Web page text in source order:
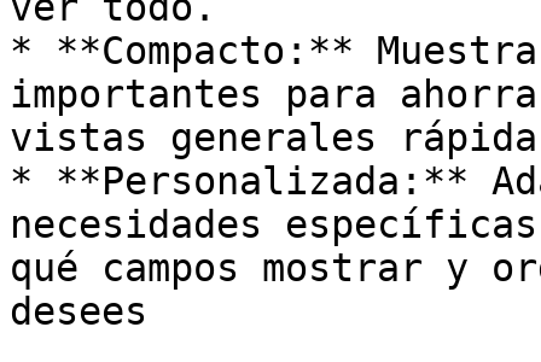
* **Compacto:**
importantes para
vistas generales
* **Personalizada:**
necesidades
qué campos mostrar y
desees